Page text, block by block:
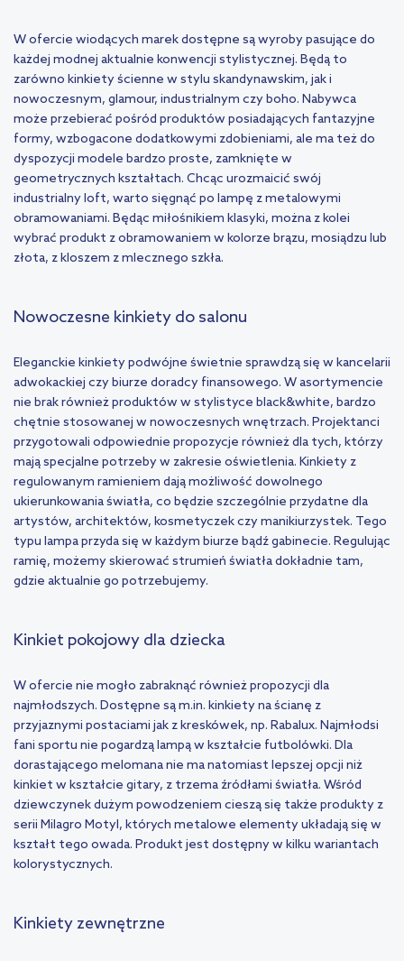
W ofercie wiodących marek dostępne są wyroby pasujące do
każdej modnej aktualnie konwencji stylistycznej. Będą to
zarówno kinkiety ścienne w stylu skandynawskim, jak i
nowoczesnym, glamour, industrialnym czy boho. Nabywca
może przebierać pośród produktów posiadających fantazyjne
formy, wzbogacone dodatkowymi zdobieniami, ale ma też do
dyspozycji modele bardzo proste, zamknięte w
geometrycznych kształtach. Chcąc urozmaicić swój
industrialny loft, warto sięgnąć po lampę z metalowymi
obramowaniami. Będąc miłośnikiem klasyki, można z kolei
wybrać produkt z obramowaniem w kolorze brązu, mosiądzu lub
złota, z kloszem z mlecznego szkła.
Nowoczesne kinkiety do salonu
Eleganckie kinkiety podwójne świetnie sprawdzą się w kancelarii
adwokackiej czy biurze doradcy finansowego. W asortymencie
nie brak również produktów w stylistyce black&white, bardzo
chętnie stosowanej w nowoczesnych wnętrzach. Projektanci
przygotowali odpowiednie propozycje również dla tych, którzy
mają specjalne potrzeby w zakresie oświetlenia. Kinkiety z
regulowanym ramieniem dają możliwość dowolnego
ukierunkowania światła, co będzie szczególnie przydatne dla
artystów, architektów, kosmetyczek czy manikiurzystek. Tego
typu lampa przyda się w każdym biurze bądź gabinecie. Regulując
ramię, możemy skierować strumień światła dokładnie tam,
gdzie aktualnie go potrzebujemy.
Kinkiet pokojowy dla dziecka
W ofercie nie mogło zabraknąć również propozycji dla
najmłodszych. Dostępne są m.in. kinkiety na ścianę z
przyjaznymi postaciami jak z kreskówek, np. Rabalux. Najmłodsi
fani sportu nie pogardzą lampą w kształcie futbolówki. Dla
dorastającego melomana nie ma natomiast lepszej opcji niż
kinkiet w kształcie gitary, z trzema źródłami światła. Wśród
dziewczynek dużym powodzeniem cieszą się także produkty z
serii Milagro Motyl, których metalowe elementy układają się w
kształt tego owada. Produkt jest dostępny w kilku wariantach
kolorystycznych.
Kinkiety zewnętrzne